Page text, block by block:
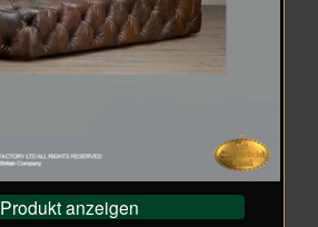
Produkt anzeigen